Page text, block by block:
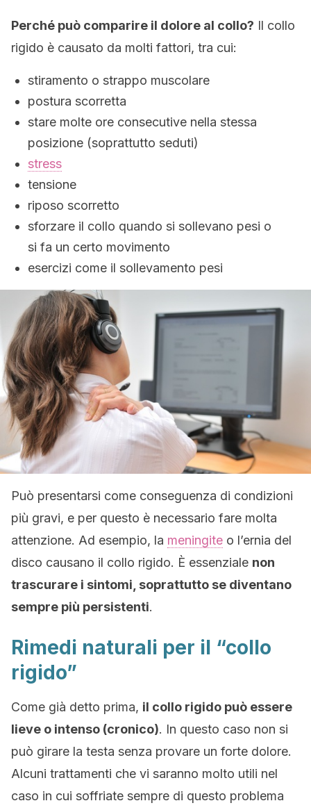
Perché può comparire il dolore al collo? Il collo
rigido è causato da molti fattori, tra cui:
stiramento o strappo muscolare
postura scorretta
stare molte ore consecutive nella stessa
posizione (soprattutto seduti)
stress
tensione
riposo scorretto
sforzare il collo quando si sollevano pesi o
si fa un certo movimento
esercizi come il sollevamento pesi
Può presentarsi come conseguenza di condizioni
più gravi, e per questo è necessario fare molta
attenzione. Ad esempio, la meningite o l’ernia del
disco causano il collo rigido. È essenziale non
trascurare i sintomi, soprattutto se diventano
sempre più persistenti.
Rimedi naturali per il “collo
rigido”
Come già detto prima, il collo rigido può essere
lieve o intenso (cronico). In questo caso non si
può girare la testa senza provare un forte dolore.
Alcuni trattamenti che vi saranno molto utili nel
caso in cui soffriate sempre di questo problema